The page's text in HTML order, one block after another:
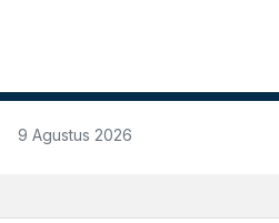
9 Agustus 2026